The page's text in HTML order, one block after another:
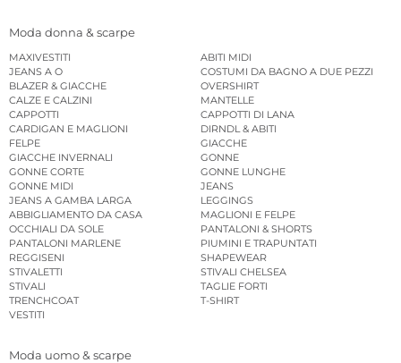
Moda donna & scarpe
MAXIVESTITI
ABITI MIDI
JEANS A O
COSTUMI DA BAGNO A DUE PEZZI
BLAZER & GIACCHE
OVERSHIRT
CALZE E CALZINI
MANTELLE
CAPPOTTI
CAPPOTTI DI LANA
CARDIGAN E MAGLIONI
DIRNDL & ABITI
FELPE
GIACCHE
GIACCHE INVERNALI
GONNE
GONNE CORTE
GONNE LUNGHE
GONNE MIDI
JEANS
JEANS A GAMBA LARGA
LEGGINGS
ABBIGLIAMENTO DA CASA
MAGLIONI E FELPE
OCCHIALI DA SOLE
PANTALONI & SHORTS
PANTALONI MARLENE
PIUMINI E TRAPUNTATI
REGGISENI
SHAPEWEAR
STIVALETTI
STIVALI CHELSEA
STIVALI
TAGLIE FORTI
TRENCHCOAT
T-SHIRT
VESTITI
Moda uomo & scarpe